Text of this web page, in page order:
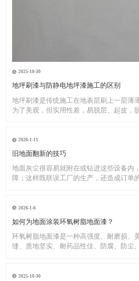
2025-10-30
地坪刷漆与防静电地坪漆施工的区别
地坪刷漆是传统施工在地表层刷上一层薄
为了美观，但实用性差，易脱层、起皮，
2026-1-11
旧地面翻新的技巧
地面灰尘很容易就附在或钻进这些设备内
障；这样既联误工厂的生产，还造成订单
2026-1-6
如何为地面涂装环氧树脂地面漆？
环氧树脂地面漆是一种高强度、耐磨损、
缝、质地坚实、耐药品性佳、防腐、防尘
2025-10-30